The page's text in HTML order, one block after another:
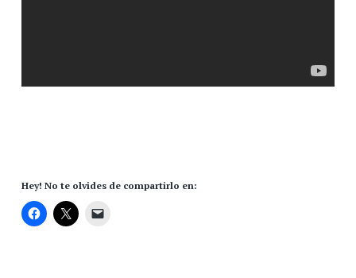
Hey! No te olvides de compartirlo en: